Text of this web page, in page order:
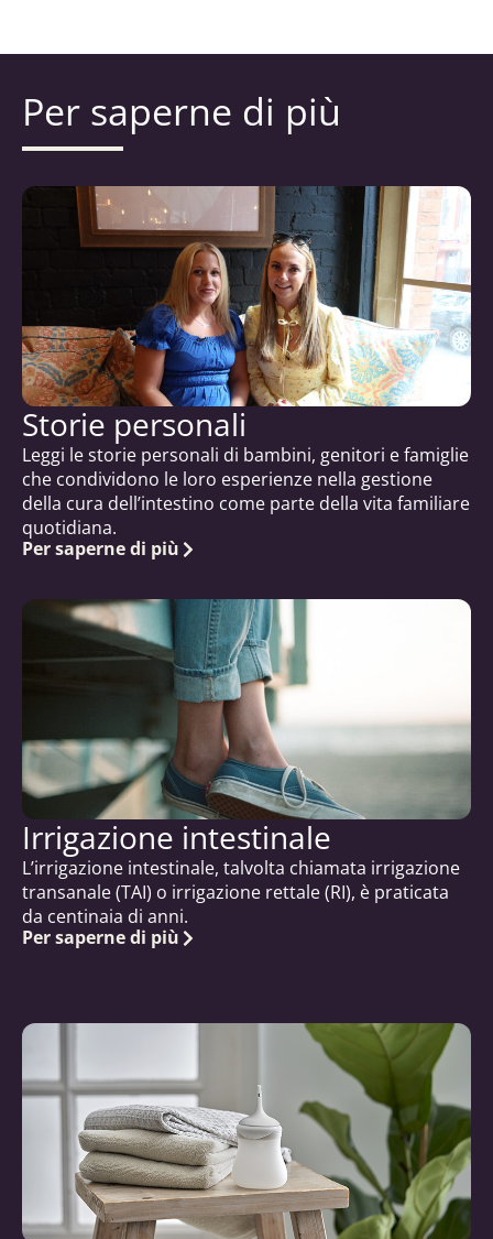
Per saperne di più
Storie personali
Leggi le storie personali di bambini, genitori e famiglie
che condividono le loro esperienze nella gestione
della cura dell’intestino come parte della vita familiare
quotidiana.
Per saperne di più
Irrigazione intestinale
L’irrigazione intestinale, talvolta chiamata irrigazione
transanale (TAI) o irrigazione rettale (RI), è praticata
da centinaia di anni.
Per saperne di più